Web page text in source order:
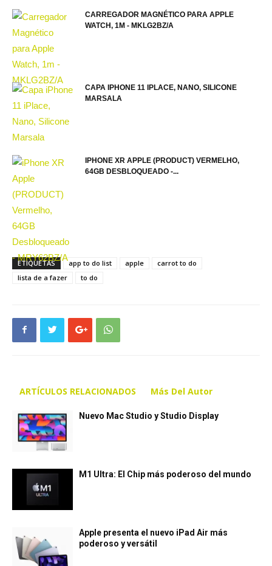
CARREGADOR MAGNÉTICO PARA APPLE
WATCH, 1M - MKLG2BZ/A
CAPA IPHONE 11 IPLACE, NANO, SILICONE
MARSALA
IPHONE XR APPLE (PRODUCT) VERMELHO,
64GB DESBLOQUEADO -...
ETIQUETAS app to do list apple
carrot to do
lista de a fazer
to do
ARTÍCULOS RELACIONADOS Más Del Autor
Nuevo Mac Studio y Studio Display
M1 Ultra: El Chip más poderoso del mundo
Apple presenta el nuevo iPad Air más
poderoso y versátil